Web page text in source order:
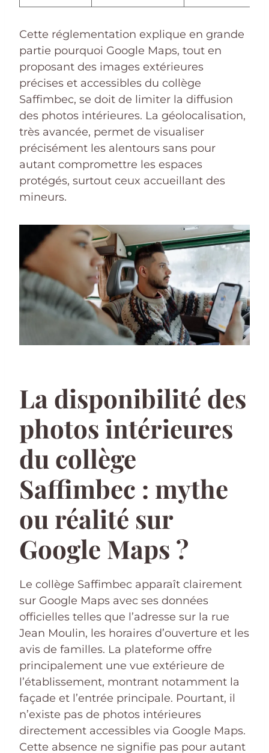
Cette réglementation explique en grande
partie pourquoi Google Maps, tout en
proposant des images extérieures
précises et accessibles du collège
Saffimbec, se doit de limiter la diffusion
des photos intérieures. La géolocalisation,
très avancée, permet de visualiser
précisément les alentours sans pour
autant compromettre les espaces
protégés, surtout ceux accueillant des
mineurs.
La disponibilité des
photos intérieures
du collège
Saffimbec : mythe
ou réalité sur
Google Maps ?
Le collège Saffimbec apparaît clairement
sur Google Maps avec ses données
officielles telles que l’adresse sur la rue
Jean Moulin, les horaires d’ouverture et les
avis de familles. La plateforme offre
principalement une vue extérieure de
l’établissement, montrant notamment la
façade et l’entrée principale. Pourtant, il
n’existe pas de photos intérieures
directement accessibles via Google Maps.
Cette absence ne signifie pas pour autant